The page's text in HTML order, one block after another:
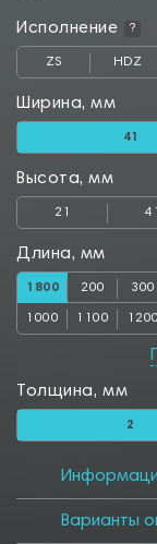
Исполнение ?
ZS HDZ
Ширина, мм
41
Высота, мм
21 41
Длина, мм
1800 200 300
1000 1100 1200
Толщина, мм
2
Варианты